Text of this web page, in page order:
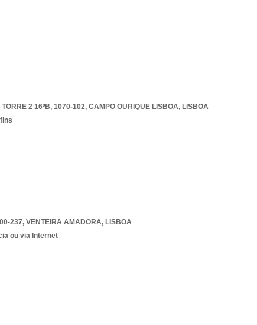
2 16ºB, 1070-102, CAMPO OURIQUE LISBOA, LISBOA
237, VENTEIRA AMADORA, LISBOA
ou via Internet